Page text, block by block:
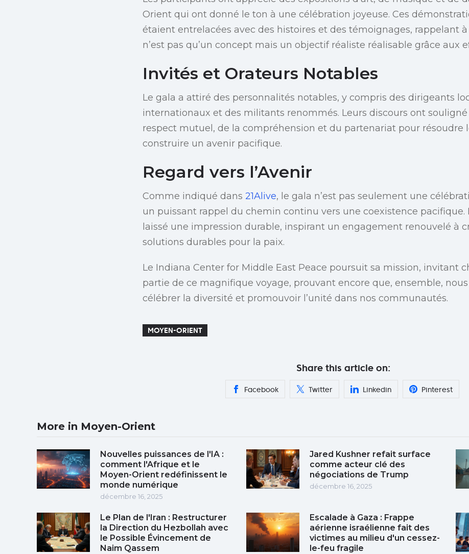
Orient qui ont donné le ton à une célébration joyeuse. Ces
étaient entrelacées avec des histoires et des témoignages, rappelant
n’est pas qu’un concept mais un objectif réaliste réalisable grâce aux
Invités et Orateurs Notables
Le gala a attiré des personnalités notables, y compris des dirigeants
internationaux et des militants renommés. Leurs discours ont souligné
respect mutuel, de la compréhension et du partenariat pour résoudre
construire un avenir pacifique.
Regard vers l’Avenir
Comme indiqué dans 21Alive, le gala n’est pas seulement une
un puissant rappel du chemin continu vers une coexistence pacifique.
laissé une impression durable, inspirant un engagement renouvelé à
solutions durables pour la paix.
Le Indiana Center for Middle East Peace poursuit sa mission, invitant
partie de ce magnifique voyage, prouvant encore que, ensemble,
célébrer la diversité et promouvoir l’unité dans nos communautés.
MOYEN-ORIENT
Share this article on:
Facebook Twitter Linkedin Pinterest
More in Moyen-Orient
Nouvelles puissances de l'IA :
comment l'Afrique et le
Moyen-Orient redéfinissent le
monde numérique
décembre 16, 2025
Jared Kushner refait surface
comme acteur clé des
négociations de Trump
décembre 16, 2025
Le Plan de l'Iran : Restructurer
la Direction du Hezbollah avec
le Possible Évincement de
Naim Qassem
Escalade à Gaza : Frappe
aérienne israélienne fait des
victimes au milieu d'un cessez-
le-feu fragile